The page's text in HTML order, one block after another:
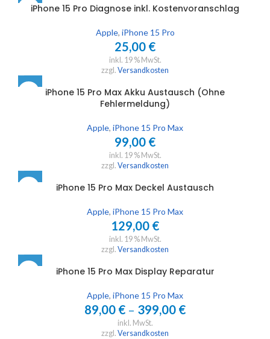
iPhone 15 Pro Diagnose inkl. Kostenvoranschlag
Apple, iPhone 15 Pro
25,00 €
inkl. 19 % MwSt.
zzgl. Versandkosten
iPhone 15 Pro Max Akku Austausch (Ohne
Fehlermeldung)
Apple, iPhone 15 Pro Max
99,00 €
inkl. 19 % MwSt.
zzgl. Versandkosten
iPhone 15 Pro Max Deckel Austausch
Apple, iPhone 15 Pro Max
129,00 €
inkl. 19 % MwSt.
zzgl. Versandkosten
iPhone 15 Pro Max Display Reparatur
Apple, iPhone 15 Pro Max
89,00 € – 399,00 €
inkl. MwSt.
zzgl. Versandkosten